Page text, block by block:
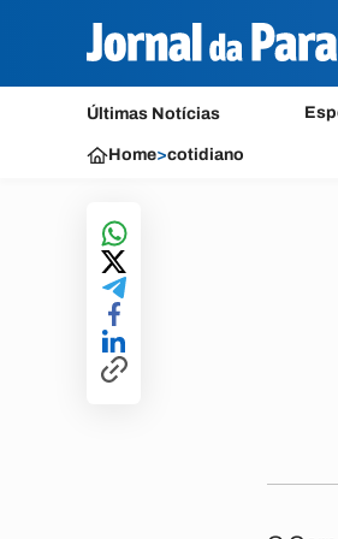
Últimas Notícias
Home>cotidiano